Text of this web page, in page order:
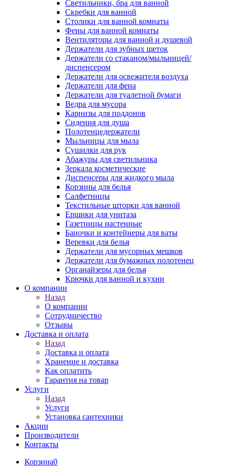
Светильники, бра для ванной
Скребки для ванной
Столики для ванной комнаты
Фены для ванной комнаты
Вентиляторы для ванной и душевой
Держатели для зубных щеток
Держатели со стаканом/мыльницей/
диспенсером
Держатели для освежителя воздуха
Держатели для фена
Держатели для туалетной бумаги
Ведра для мусора
Карнизы для поддонов
Сидения для душа
Полотенцедержатели
Мыльницы для мыла
Сушилки для рук
Абажуры для светильника
Зеркала косметические
Диспенсеры для жидкого мыла
Корзины для белья
Салфетницы
Текстильные шторки для ванной
Ершики для унитаза
Газетницы настенные
Баночки и контейнеры для ваты
Веревки для белья
Держатели для мусорных мешков
Держатели для бумажных полотенец
Органайзеры для белья
Крючки для ванной и кухни
О компании
Назад
О компании
Сотрудничество
Отзывы
Доставка и оплата
Назад
Доставка и оплата
Хранение и доставка
Как оплатить
Гарантия на товар
Услуги
Назад
Услуги
Установка сантехники
Акции
Производители
Контакты
Корзина0